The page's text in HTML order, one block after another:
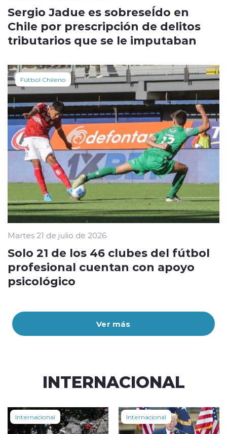
Ver más
Sergio Jadue es sobreseÍdo en
Chile por prescripción de delitos
tributarios que se le imputaban
Fútbol Chileno
Martes 21 de julio de 2026
Solo 21 de los 46 clubes del fútbol
profesional cuentan con apoyo
psicológico
INTERNACIONAL
Internacional Internacional